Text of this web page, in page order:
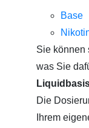
Base
Sie können
was Sie
Die
Ihrem